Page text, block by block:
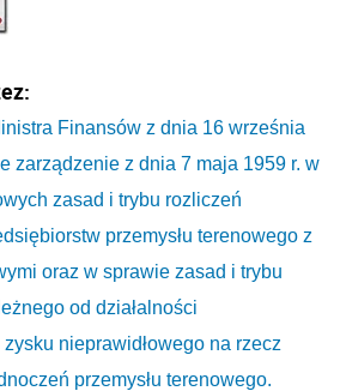
Finansów z dnia 16 września
zarządzenie z dnia 7 maja 1959 r. w
zasad i trybu rozliczeń
przemysłu terenowego z
oraz w sprawie zasad i trybu
od działalności
nieprawidłowego na rzecz
przemysłu terenowego.